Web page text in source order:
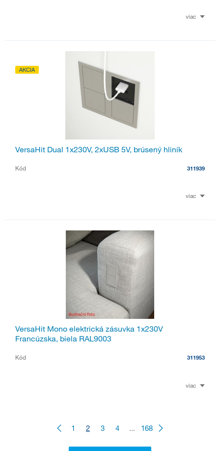
viac
AKCIA
VersaHit Dual 1x230V, 2xUSB 5V, brúsený hliník
Kód 311939
viac
VersaHit Mono elektrická zásuvka 1x230V
Francúzska, biela RAL9003
Kód 311953
viac
1 2 3 4 ... 168